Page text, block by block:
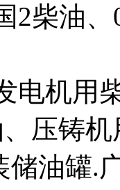
2柴油
电机用
压铸
储油罐.